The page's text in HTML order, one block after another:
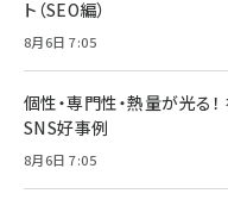
ト（SEO編）
8月6日 7:05
個性・専門性・熱量が光る
SNS好事例
8月6日 7:05